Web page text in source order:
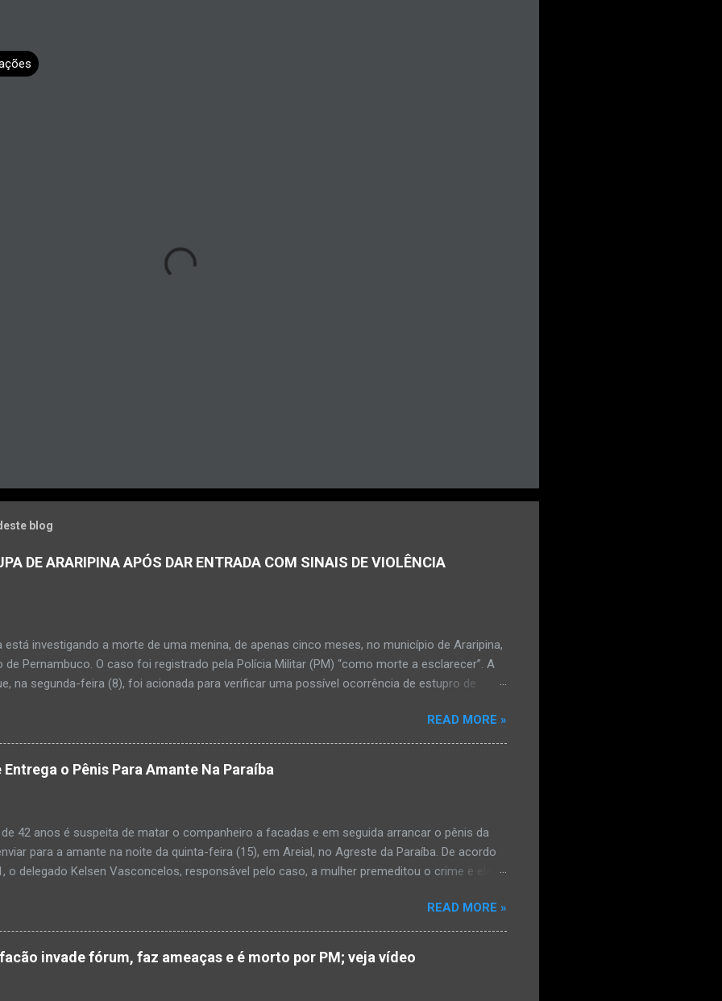
blog
DE ARARIPINA APÓS DAR ENTRADA COM SINAIS DE VIOLÊNCIA
está investigando a morte de uma menina, de apenas cinco meses, no município de Araripina,
de Pernambuco. O caso foi registrado pela Polícia Militar (PM) “como morte a esclarecer”. A
na segunda-feira (8), foi acionada para verificar uma possível ocorrência de estupro de
da PM mostra que, segundo informações passadas pela equipe médica, a vítima estava
de desidratação e desnutrição, além de apresentar ruptura anal e vaginal. Os pais
que a criança estava apresentando, desde sábado (6), alguns sinais de mal-estar. Segundo
pais só levaram a menina para UPA após uma piora no estado de saúde, na segunda-feira pela
O...
READ MORE »
o Pênis Para Amante Na Paraíba
42 anos é suspeita de matar o companheiro a facadas e em seguida arrancar o pênis da
para a amante na noite da quinta-feira (15), em Areial, no Agreste da Paraíba. De acordo
o delegado Kelsen Vasconcelos, responsável pelo caso, a mulher premeditou o crime e ela
manhã desta sexta-feira (16), que antes de cometer o crime, a suspeita também escreveu uma
para o filho mais velho, de 18 anos. “Na carta ela pede para que o filho mais velho, fruto
relacionamento, deixe os dois irmãos mais novos com parentes da família. Ela já havia
todo o crime”. Após matar o companheiro a facadas e cortar o pênis dele, a mulher ainda
READ MORE »
invade fórum, faz ameaças e é morto por PM; veja vídeo